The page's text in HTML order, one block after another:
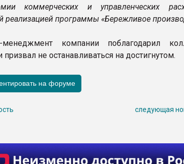
коммерческих и управленческих
реализацией программы «Бережливое
компании поблагодарил
не останавливаться на достигнутом.
следующая